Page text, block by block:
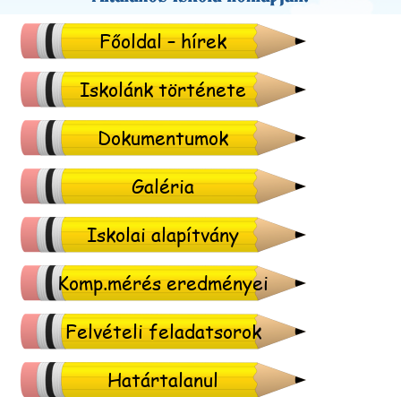
Főoldal – hírek
Iskolánk története
Dokumentumok
Galéria
Iskolai alapítvány
Komp.mérés eredményei
Felvételi feladatsorok
Határtalanul